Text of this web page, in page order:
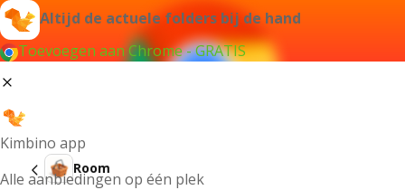
Altijd de actuele folders bij de hand
Toevoegen aan Chrome - GRATIS
Kimbino app
Alle aanbiedingen op één plek
Room